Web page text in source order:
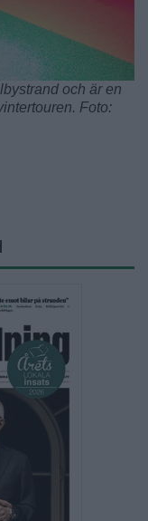
och är en
Foto: